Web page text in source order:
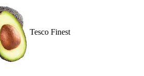
Tesco Finest